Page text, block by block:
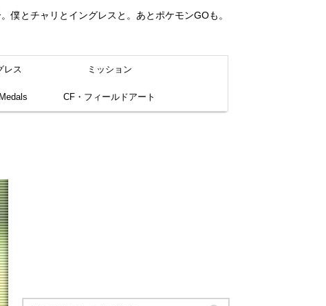
僕とチャリとイングレスと。あとポケモンGOも。
レス ミッション
CF・フィールドアート